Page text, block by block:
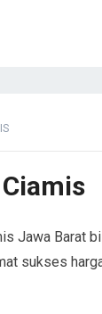
Jawa Barat
sukses